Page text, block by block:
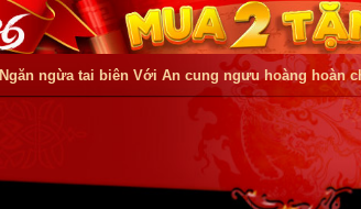
Ngăn ngừa tai biên Với An cung ngưu hoàng hoàn